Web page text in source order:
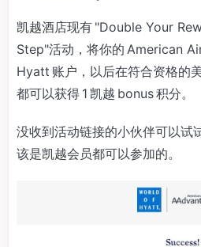
凯越酒店现有 "Double Your
Step"活动，将你的 American
Hyatt 账户，以后在符合资格的
都可以获得 1 凯越 bonus 积分。
没收到活动链接的小伙伴可以试
该是凯越会员都可以参加的。